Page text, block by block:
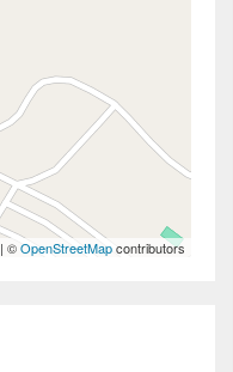
| ©OpenStreetMapcontributors